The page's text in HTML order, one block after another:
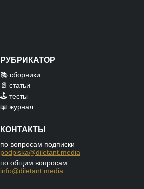
РУБРИКАТОР
📚 сборники
📄 статьи
🕹️ тесты
📖 журнал
КОНТАКТЫ
по вопросам подписки
podpiska@diletant.media
по общим вопросам
info@diletant.media